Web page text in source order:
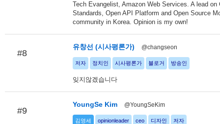
Tech Evangelist, Amazon Web Services. A lead on
Standards, Open API Platform and Open Source
community in Korea. Opinion is my own!
#8
유창선 (시사평론가) @changseon
저자 정치인 시사평론가 블로거 방송인
잊지않겠습니다
#9
YoungSe Kim @YoungSeKim
김영세 opinionleader ceo 디자인 저자